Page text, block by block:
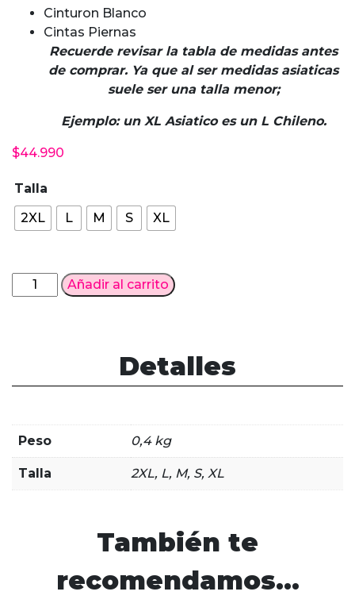
$44.990
Cinturon Blanco
Cintas Piernas
Recuerde revisar la tabla de medidas antes
de comprar. Ya que al ser medidas asiaticas
suele ser una talla menor;
Ejemplo: un XL Asiatico es un L Chileno.
Talla
2XL
L M S XL
Cosplay
Giyu
Añadir al carrito
Detalles
Peso 0,4 kg
Talla 2XL, L, M, S, XL
También te
recomendamos…